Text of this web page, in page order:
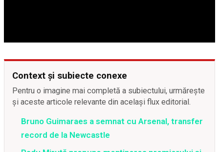
Context și subiecte conexe
Pentru o imagine mai completă a subiectului, urmărește
și aceste articole relevante din același flux editorial.
Bruno Guimaraes a semnat cu Arsenal, transfer
record de la Newcastle